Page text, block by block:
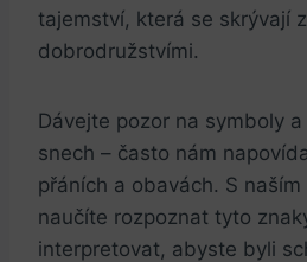
tajemství, která se skrývají
dobrodružstvími.
Dávejte pozor na symboly
snech – často nám
přáních a obavách. S
naučíte rozpoznat tyto
interpretovat, abyste byli